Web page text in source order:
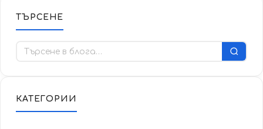
ТЪРСЕНЕ
Търсене
КАТЕГОРИИ